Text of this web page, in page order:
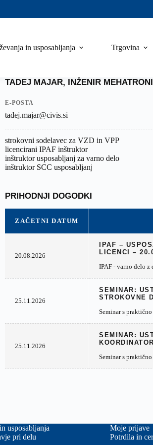
in usposabljanja Trgovina
TADEJ MAJAR, INŽENIR
E-POŠTA
tadej.majar@civis.si
strokovni sodelavec za VZD in VPP
licencirani IPAF inštruktor
inštruktor usposabljanj za varno delo
inštruktor SCC usposabljanj
PRIHODNJI DOGODKI
ZAČETNI DATUM
20.08.2026
IPAF –
LICENCI –
IPAF - varno delo
25.11.2026
SEMINAR:
STROKOVNE
Seminar s
25.11.2026
SEMINAR:
Seminar s
usposabljanja
pri delu
Moje prijave
Potrdila in